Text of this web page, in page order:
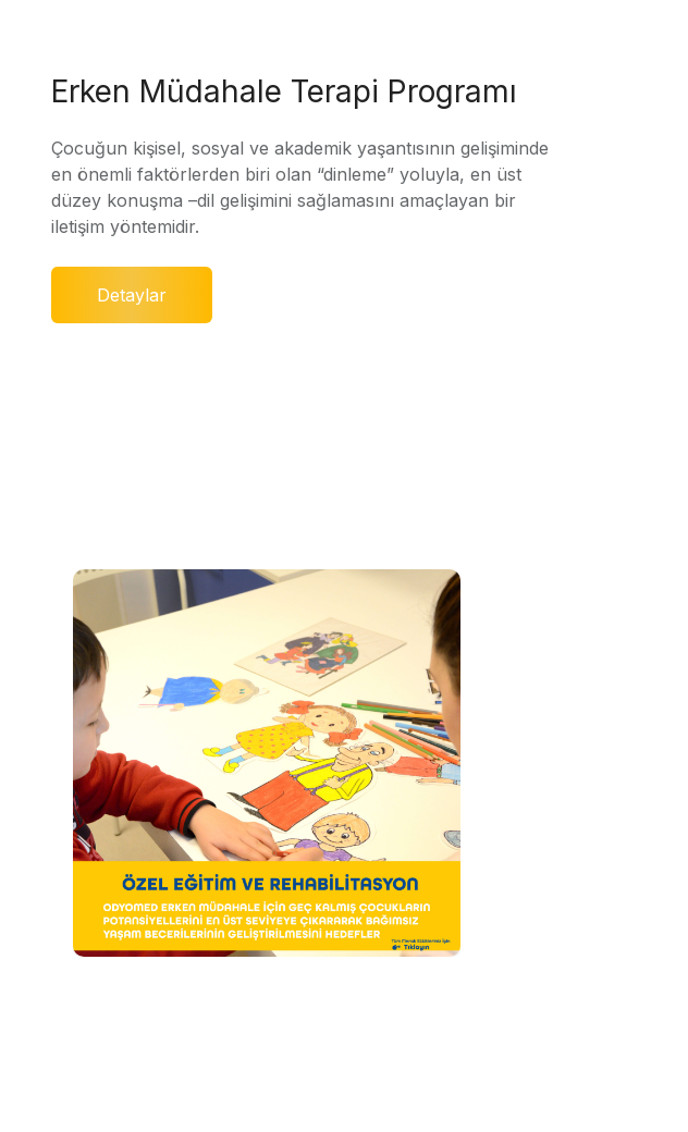
Erken Müdahale Terapi Programı
Çocuğun kişisel, sosyal ve akademik yaşantısının gelişiminde
en önemli faktörlerden biri olan “dinleme” yoluyla, en üst
düzey konuşma –dil gelişimini sağlamasını amaçlayan bir
iletişim yöntemidir.
Detaylar